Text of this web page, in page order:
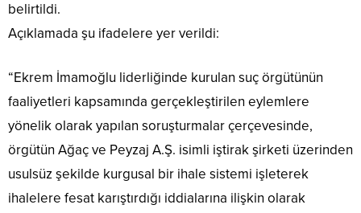
belirtildi.
Açıklamada şu ifadelere yer verildi:
“Ekrem İmamoğlu liderliğinde kurulan suç örgütünün
faaliyetleri kapsamında gerçekleştirilen eylemlere
yönelik olarak yapılan soruşturmalar çerçevesinde,
örgütün Ağaç ve Peyzaj A.Ş. isimli iştirak şirketi üzerinden
usulsüz şekilde kurgusal bir ihale sistemi işleterek
ihalelere fesat karıştırdığı iddialarına ilişkin olarak